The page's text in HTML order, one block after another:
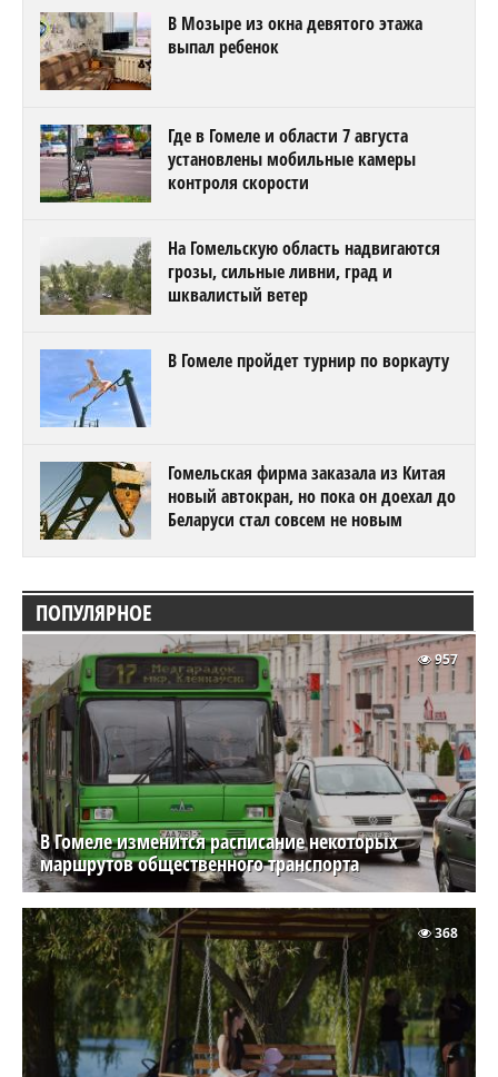
В Мозыре из окна девятого этажа
выпал ребенок
Где в Гомеле и области 7 августа
установлены мобильные камеры
контроля скорости
На Гомельскую область надвигаются
грозы, сильные ливни, град и
шквалистый ветер
В Гомеле пройдет турнир по воркауту
Гомельская фирма заказала из Китая
новый автокран, но пока он доехал до
Беларуси стал совсем не новым
ПОПУЛЯРНОЕ
В Гомеле изменится расписание некоторых
маршрутов общественного транспорта
957
368